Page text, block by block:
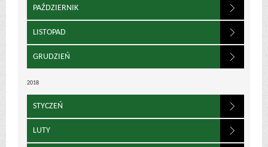
PAŹDZIERNIK
LISTOPAD
GRUDZIEŃ
2018
STYCZEŃ
LUTY